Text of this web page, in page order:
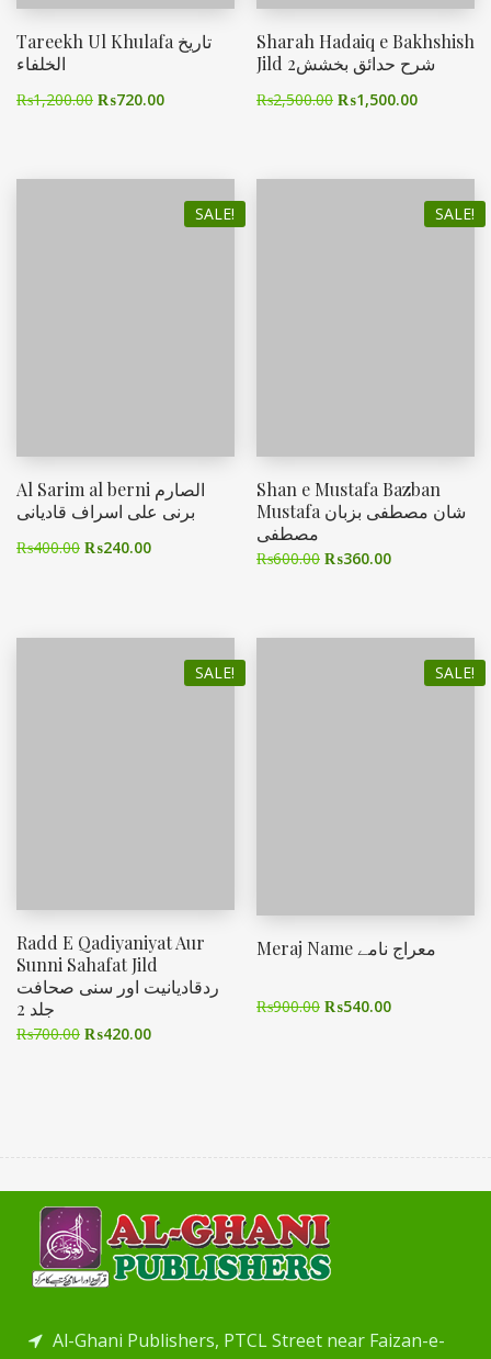
Tareekh Ul Khulafa تاریخ
الخلفاء
₨1,200.00 ₨720.00
Sharah Hadaiq e Bakhshish
Jild 2شرح حدائق بخشش
₨2,500.00 ₨1,500.00
SALE!
Al Sarim al berni الصارم
برنی علی اسراف قادیانی
₨400.00 ₨240.00
SALE!
Shan e Mustafa Bazban
Mustafa شان مصطفی بزبان
مصطفی
₨600.00 ₨360.00
SALE!
Radd E Qadiyaniyat Aur
Sunni Sahafat Jild
ردقادیانیت اور سنی صحافت
جلد 2
₨700.00 ₨420.00
SALE!
Meraj Name معراج نامے
₨900.00 ₨540.00
Al-Ghani Publishers, PTCL Street near Faizan-e-